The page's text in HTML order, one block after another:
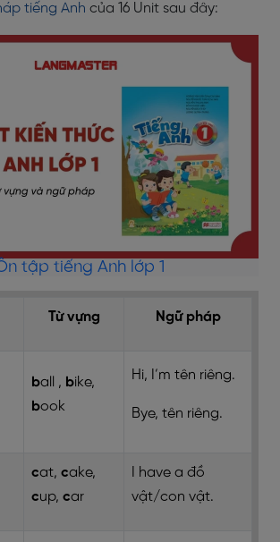
tiếng Anh của 16 Unit sau đây:
tập tiếng Anh lớp 1
Từ vựng Ngữ pháp
ball , bike,
book
Hi, I’m tên riêng.
Bye, tên riêng.
cat, cake,
cup, car
I have a đồ
vật/con vật.